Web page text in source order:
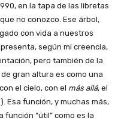
en la tapa de las libretas
no conozco. Ese árbol,
con vida a nuestros
según mi creencia,
pero también de la
gran altura es como una
el cielo, con el más allá, el
Esa función, y muchas más,
función “útil” como es la